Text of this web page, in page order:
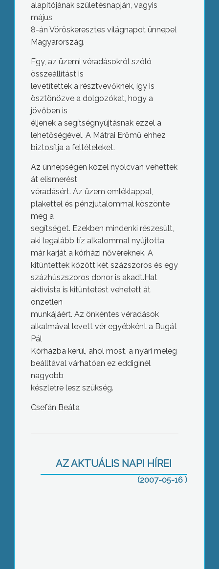
alapítójának születésnapján, vagyis
május
8-án Vöröskeresztes világnapot ünnepel
Magyarország.
Egy, az üzemi véradásokról szóló
összeállítást is
levetítettek a résztvevőknek, így is
ösztönözve a dolgozókat, hogy a
jövőben is
éljenek a segítségnyújtásnak ezzel a
lehetőségével. A Mátrai Erőmű ehhez
biztosítja a feltételeket.
Az ünnepségen közel nyolcvan vehettek
át elismerést
véradásért. Az üzem emléklappal,
plakettel és pénzjutalommal köszönte
meg a
segítséget. Ezekben mindenki részesült,
aki legalább tíz alkalommal nyújtotta
már karját a kórházi nővéreknek. A
kitüntettek között két százszoros és egy
százhúszszoros donor is akadt.Hat
aktivista is kitüntetést vehetett át
önzetlen
munkájáért. Az önkéntes véradások
alkalmával levett vér egyébként a Bugát
Pál
Kórházba kerül, ahol most, a nyári meleg
beálltával várhatóan ez eddiginél
nagyobb
készletre lesz szükség.
Csefán Beáta
AZ AKTUÁLIS NAPI HÍREI
(2007-05-16 )
jótékonysági hangversenyen, melyet a